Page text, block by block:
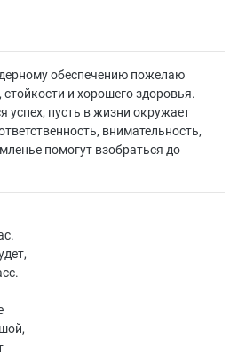
обеспечению пожелаю
и хорошего здоровья.
успех, пусть в жизни окружает
внимательность,
помогут взобраться до